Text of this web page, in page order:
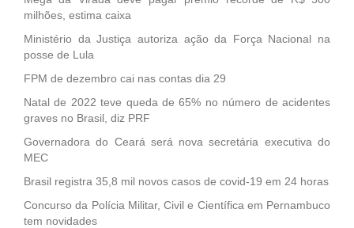
milhões, estima caixa
Ministério da Justiça autoriza ação da Força Nacional na
posse de Lula
FPM de dezembro cai nas contas dia 29
Natal de 2022 teve queda de 65% no número de acidentes
graves no Brasil, diz PRF
Governadora do Ceará será nova secretária executiva do
MEC
Brasil registra 35,8 mil novos casos de covid-19 em 24 horas
Concurso da Polícia Militar, Civil e Científica em Pernambuco
tem novidades